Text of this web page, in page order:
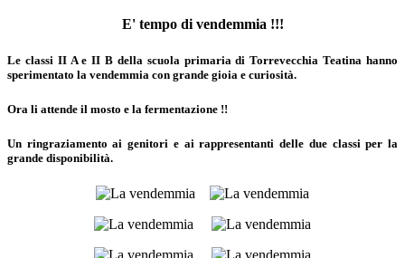
E' tempo di vendemmia !!!
Le classi II A e II B della scuola primaria di Torrevecchia Teatina hanno
sperimentato la vendemmia con grande gioia e curiosità.
Ora li attende il mosto e la fermentazione !!
Un ringraziamento ai genitori e ai rappresentanti delle due classi per la
grande disponibilità.